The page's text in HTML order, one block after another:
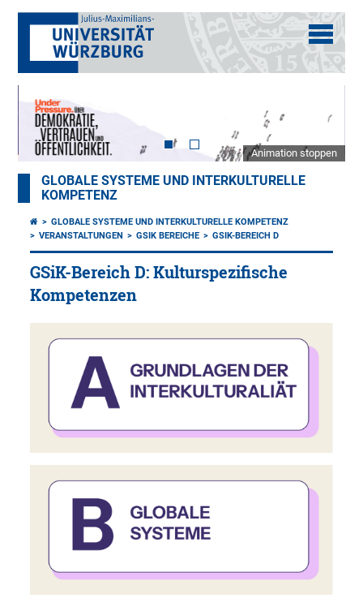
Animation stoppen
GLOBALE SYSTEME UND INTERKULTURELLE
KOMPETENZ
GLOBALE SYSTEME UND INTERKULTURELLE KOMPETENZ
VERANSTALTUNGEN
GSIK BEREICHE GSIK-BEREICH D
GSiK-Bereich D: Kulturspezifische
Kompetenzen